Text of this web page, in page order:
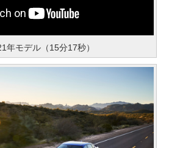
年モデル（15分17秒）